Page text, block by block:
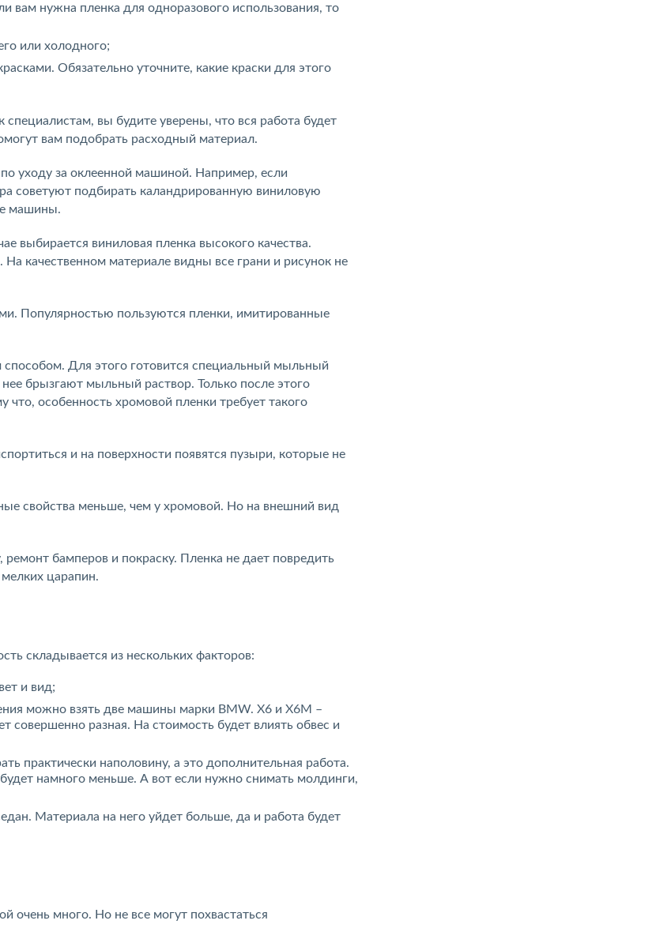
вам нужна пленка для одноразового использования, то
или холодного;
Обязательно уточните, какие краски для этого
вы будите уверены, что вся работа будет
вам подобрать расходный материал.
уходу за оклеенной машиной. Например, если
советуют подбирать каландрированную виниловую
машины.
выбирается виниловая пленка высокого качества.
качественном материале видны все грани и рисунок не
Популярностью пользуются пленки, имитированные
Для этого готовится специальный мыльный
брызгают мыльный раствор. Только после этого
особенность хромовой пленки требует такого
и на поверхности появятся пузыри, которые не
свойства меньше, чем у хромовой. Но на внешний вид
бамперов и покраску. Пленка не дает повредить
царапин.
складывается из нескольких факторов:
и вид;
можно взять две машины марки BMW. Х6 и Х6М –
разная. На стоимость будет влиять обвес и
практически наполовину, а это дополнительная работа.
намного меньше. А вот если нужно снимать молдинги,
Материала на него уйдет больше, да и работа будет
очень много. Но не все могут похвастаться